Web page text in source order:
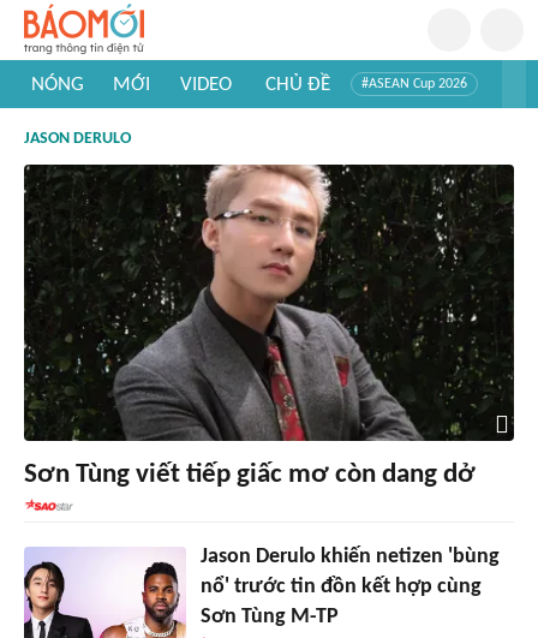
NÓNG MỚI VIDEO CHỦ ĐỀ #ASEAN Cup 2026
#Khám phá thế giới
JASON DERULO
Sơn Tùng viết tiếp giấc mơ còn dang dở
Jason Derulo khiến netizen 'bùng
nổ' trước tin đồn kết hợp cùng
Sơn Tùng M-TP